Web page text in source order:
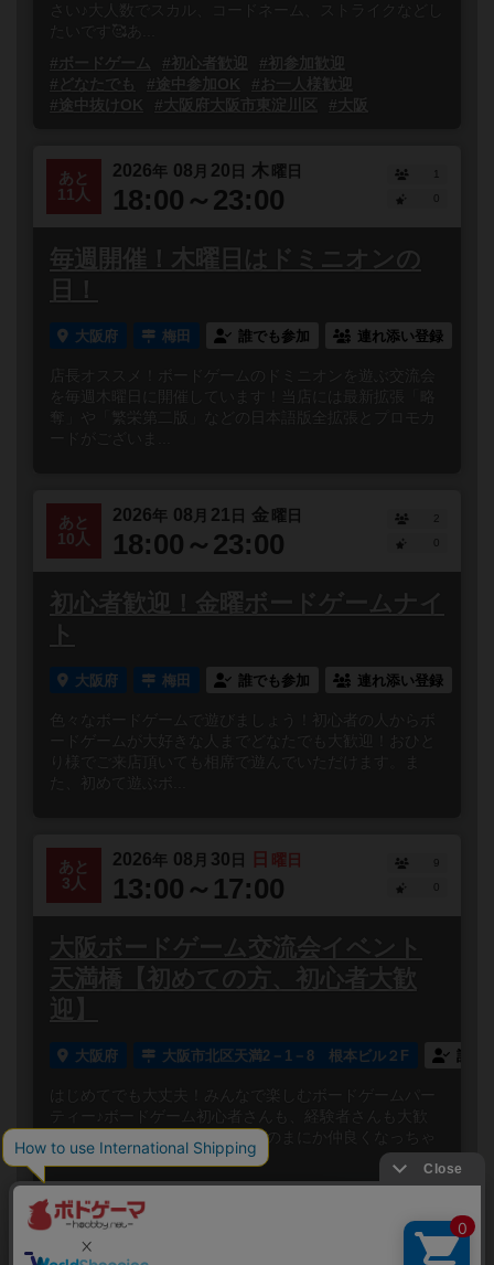
さい♪大人数でスカル、コードネーム、ストライクなどし
たいです🥰あ...
#ボードゲーム
#初心者歓迎
#初参加歓迎
#どなたでも
#途中参加OK
#お一人様歓迎
#途中抜けOK
#大阪府大阪市東淀川区 #大阪
あと
11人
2026年 08 月 20 日 木曜日
18:00～23:00
1
毎週開催！木曜日はドミニオンの
日！
大阪府 梅田 誰でも参加 連れ添い登録
店長オススメ！ボードゲームのドミニオンを遊ぶ交流会
を毎週木曜日に開催しています！当店には最新拡張「略
奪」や「繁栄第二版」などの日本語版全拡張とプロモカ
あと
10人
2026年 08 月 21 日 金曜日
18:00～23:00
2
初心者歓迎！金曜ボードゲームナイ
ト
大阪府 梅田 誰でも参加 連れ添い登録
色々なボードゲームで遊びましょう！初心者の人からボ
ードゲームが大好きな人までどなたでも大歓迎！おひと
り様でご来店頂いても相席で遊んでいただけます。ま
た、初めて遊ぶボ...
あと
3人
2026年 08 月 30 日 日 曜日
13:00～17:00
9
大阪ボードゲーム交流会イベント
天満橋【初めての方、初心者大歓
迎】
大阪府 大阪市北区天満2－1－8 根本ビル２F 誰で
はじめてでも大丈夫！みんなで楽しむボードゲームパー
ティー♪ボードゲーム初心者さんも、経験者さんも大歓
迎！笑って、しゃべって、いつのまにか仲良くなっちゃ
う✨みんなでワ...
閉じる
ボードゲームのプレイ履歴を記録し